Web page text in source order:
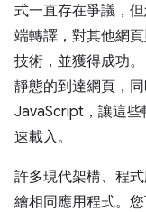
式一直存在爭議，
端轉譯，對其他網
技術，並獲得成功。
靜態的到達網頁，
JavaScript，讓這些
速載入。
許多現代架構、程
繪相同應用程式。